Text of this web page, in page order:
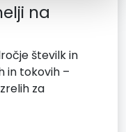
na
številk in
in tokovih –
za